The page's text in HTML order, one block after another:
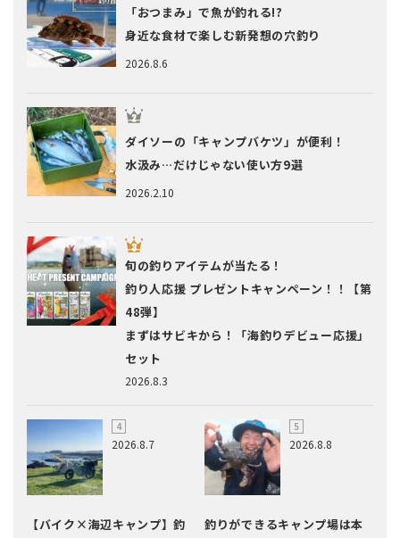
2026.8.6
「おつまみ」で魚が釣れる!?
身近な食材で楽しむ新発想の穴釣り
2026.2.10
ダイソーの「キャンプバケツ」が便利！
水汲み…だけじゃない使い方9選
2026.8.3
旬の釣りアイテムが当たる！
釣り人応援 プレゼントキャンペーン！！【第
48弾】
まずはサビキから！「海釣りデビュー応援」
セット
2026.8.7
【バイク×海辺キャンプ】釣
2026.8.8
釣りができるキャンプ場は本